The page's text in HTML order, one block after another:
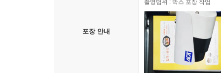
포장 안내
촬영범위 : 박스 포장 작업